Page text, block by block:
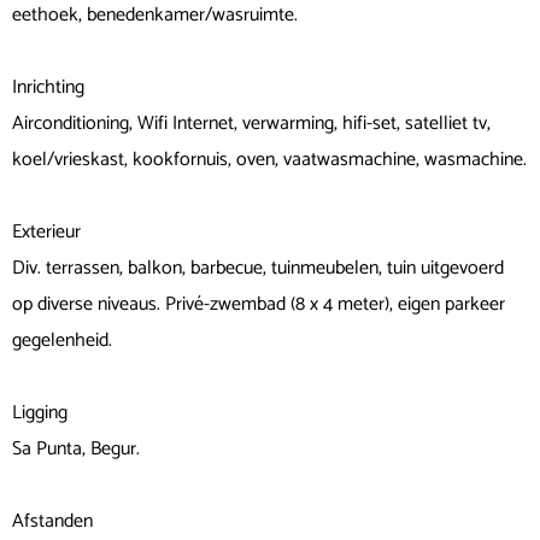
eethoek, benedenkamer/wasruimte.
Inrichting
Airconditioning, Wifi Internet, verwarming, hifi-set, satelliet tv,
koel/vrieskast, kookfornuis, oven, vaatwasmachine, wasmachine.
Exterieur
Div. terrassen, balkon, barbecue, tuinmeubelen, tuin uitgevoerd
op diverse niveaus. Privé-zwembad (8 x 4 meter), eigen parkeer
gegelenheid.
Ligging
Sa Punta, Begur.
Afstanden